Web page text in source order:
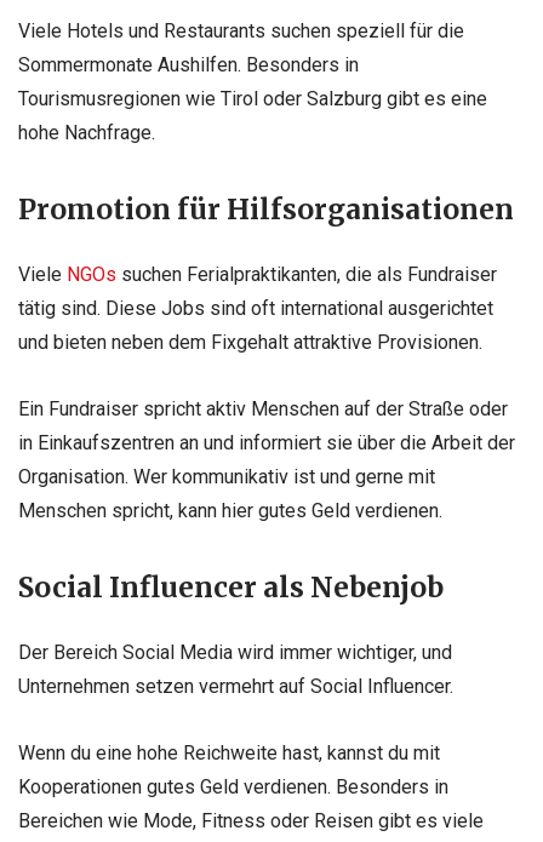
Viele Hotels und Restaurants suchen speziell für die
Sommermonate Aushilfen. Besonders in
Tourismusregionen wie Tirol oder Salzburg gibt es eine
hohe Nachfrage.
Promotion für Hilfsorganisationen
Viele NGOs suchen Ferialpraktikanten, die als Fundraiser
tätig sind. Diese Jobs sind oft international ausgerichtet
und bieten neben dem Fixgehalt attraktive Provisionen.
Ein Fundraiser spricht aktiv Menschen auf der Straße oder
in Einkaufszentren an und informiert sie über die Arbeit der
Organisation. Wer kommunikativ ist und gerne mit
Menschen spricht, kann hier gutes Geld verdienen.
Social Influencer als Nebenjob
Der Bereich Social Media wird immer wichtiger, und
Unternehmen setzen vermehrt auf Social Influencer.
Wenn du eine hohe Reichweite hast, kannst du mit
Kooperationen gutes Geld verdienen. Besonders in
Bereichen wie Mode, Fitness oder Reisen gibt es viele